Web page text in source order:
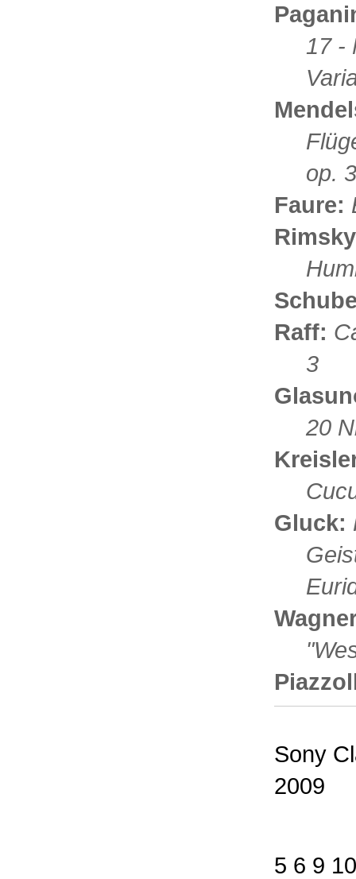
17 -
op.
Faure:
Raff:
3
20
Gluck:
Sony
2009
5 6 9